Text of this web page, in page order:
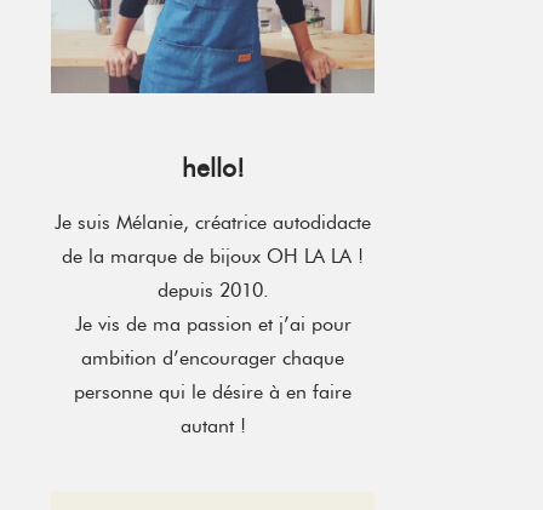
hello!
Je suis Mélanie, créatrice autodidacte
de la marque de bijoux OH LA LA !
depuis 2010.
Je vis de ma passion et j’ai pour
ambition d’encourager chaque
personne qui le désire à en faire
autant !